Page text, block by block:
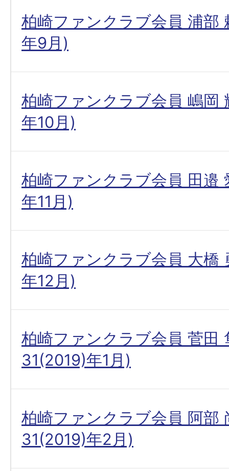
柏崎ファンクラブ会員 浦部
年9月)
柏崎ファンクラブ会員 嶋岡
年10月)
柏崎ファンクラブ会員 田邉
年11月)
柏崎ファンクラブ会員 大橋
年12月)
柏崎ファンクラブ会員 菅田
31(2019)年1月)
柏崎ファンクラブ会員 阿部
31(2019)年2月)